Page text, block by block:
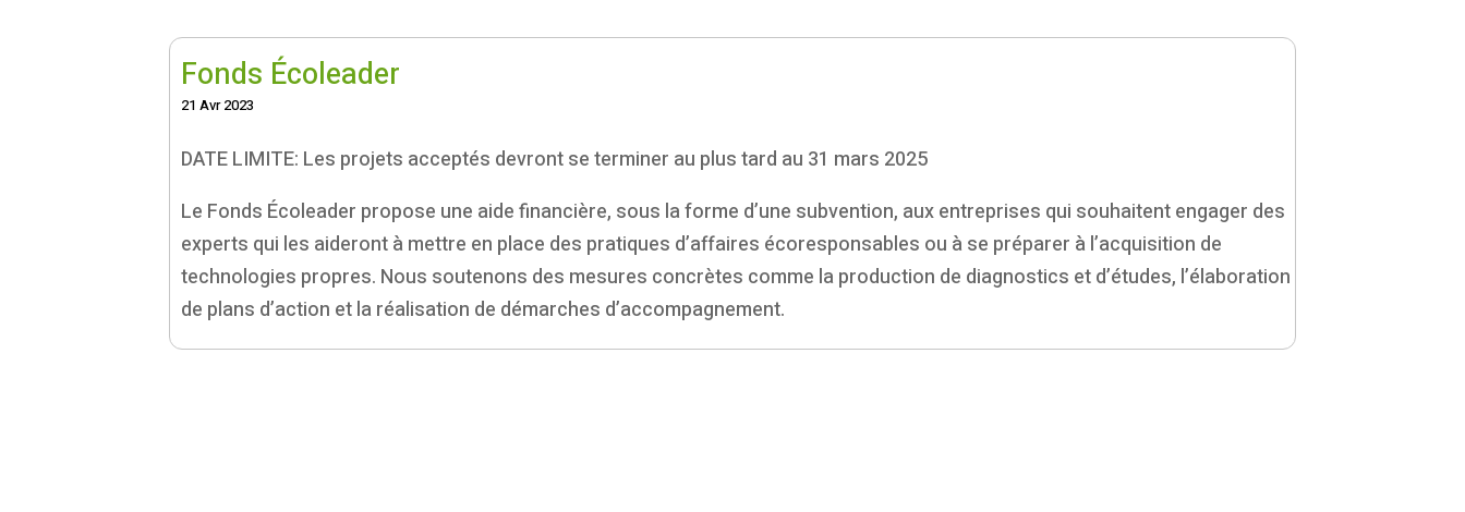
Fonds Écoleader
21 Avr 2023
DATE LIMITE: Les projets acceptés devront se terminer au plus tard au 31 mars 2025
Le Fonds Écoleader propose une aide financière, sous la forme d’une subvention, aux entreprises qui souhaitent engager des
experts qui les aideront à mettre en place des pratiques d’affaires écoresponsables ou à se préparer à l’acquisition de
technologies propres. Nous soutenons des mesures concrètes comme la production de diagnostics et d’études, l’élaboration
de plans d’action et la réalisation de démarches d’accompagnement.